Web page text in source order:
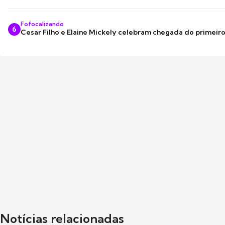
6
Fofocalizando
Cesar Filho e Elaine Mickely celebram chegada do
Notícias relacionadas